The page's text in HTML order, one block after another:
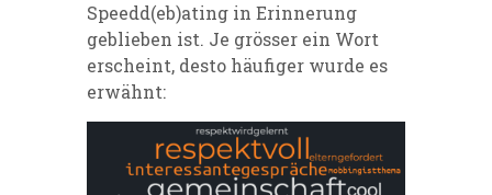
Speedd(eb)ating in Erinnerung
geblieben ist. Je grösser ein Wort
erscheint, desto häufiger wurde es
erwähnt: